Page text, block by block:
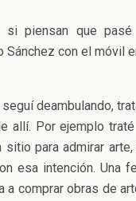
si piensan que
Sánchez con el móvil
deambulando,
allí. Por ejemplo
para admirar arte,
esa intención. Una
a comprar obras de